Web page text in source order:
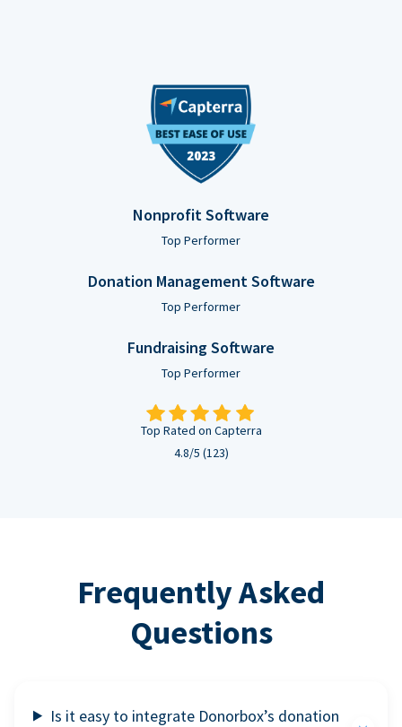
Nonprofit Software
Top Performer
Donation Management Software
Top Performer
Fundraising Software
Top Performer
Top Rated on Capterra
4.8/5 (123)
Frequently Asked
Questions
Is it easy to integrate Donorbox’s donation